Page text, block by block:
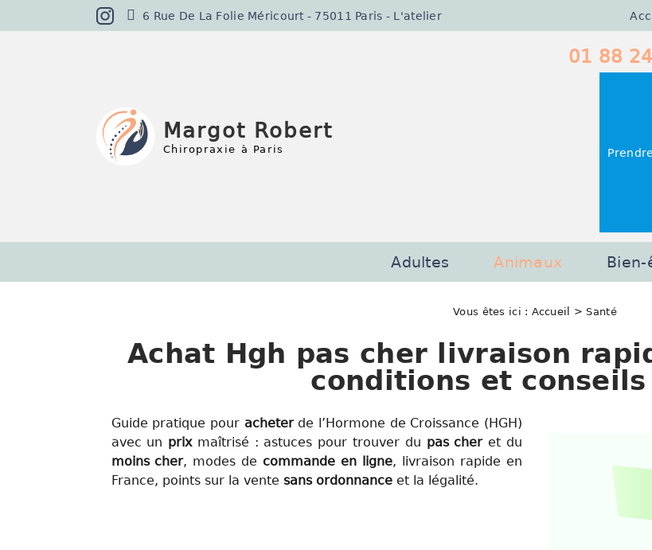
6 Rue De La Folie Méricourt - 75011 Paris - L'atelier
Margot Robert
Chiropraxie à Paris
01 88
Adultes Animaux Bien-
Vous êtes ici : Accueil > Santé
Achat Hgh pas cher livraison
conditions et
Guide pratique pour acheterde l’Hormone de Croissance (HGH)
avec un prixmaîtrisé : astuces pour trouver du pas cheret du
moins cher, modes de commande en ligne, livraison rapide en
France, points sur la vente sans ordonnanceet la légalité.